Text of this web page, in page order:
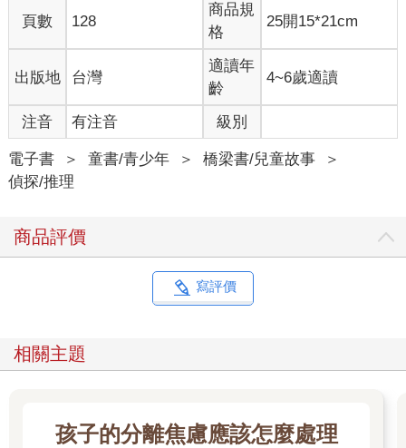
頁數 128
商品規
格
25開15*21cm
出版地 台灣
適讀年
齡
4~6歲適讀
注音 有注音 級別
電子書 ＞ 童書/青少年 ＞ 橋梁書/兒童故事
＞
偵探/推理
商品評價
寫評價
相關主題
孩子的分離焦慮應該怎麼處理